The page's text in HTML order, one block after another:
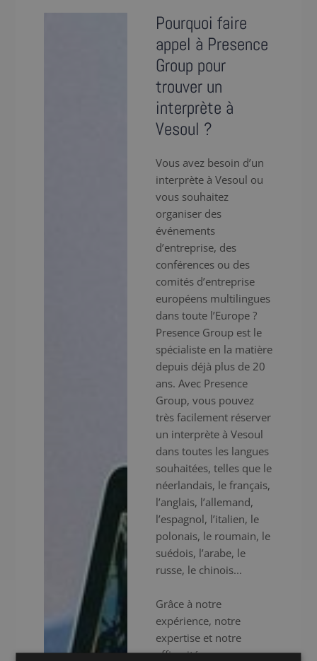
Pourquoi faire
appel à Presence
Group pour
trouver un
interprète à
Vesoul ?
Vous avez besoin d’un
interprète à Vesoul ou
vous souhaitez
organiser des
événements
d’entreprise, des
conférences ou des
comités d’entreprise
européens multilingues
dans toute l’Europe ?
Presence Group est le
spécialiste en la matière
depuis déjà plus de 20
ans. Avec Presence
Group, vous pouvez
très facilement réserver
un interprète à Vesoul
dans toutes les langues
souhaitées, telles que le
néerlandais, le français,
l’anglais, l’allemand,
l’espagnol, l’italien, le
polonais, le roumain, le
suédois, l’arabe, le
russe, le chinois...
Grâce à notre
expérience, notre
expertise et notre
efficacité, nous vous